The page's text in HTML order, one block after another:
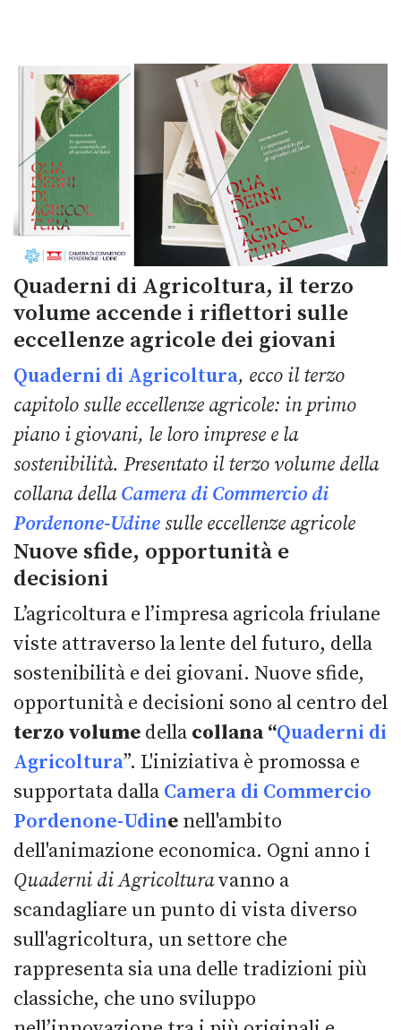
Quaderni di Agricoltura, il terzo
volume accende i riflettori sulle
eccellenze agricole dei giovani
Quaderni di Agricoltura, ecco il terzo
capitolo sulle eccellenze agricole: in primo
piano i giovani, le loro imprese e la
sostenibilità. Presentato il terzo volume della
collana dellaCamera di Commercio di
Pordenone-Udine sulle eccellenze agricole
Nuove sfide, opportunità e
decisioni
L’agricoltura e l’impresa agricola friulane
viste attraverso la lente del futuro, della
sostenibilità e dei giovani. Nuove sfide,
opportunità e decisioni sono al centro del
terzo volume della collana “Quaderni di
Agricoltura”. L'iniziativa è promossa e
supportata dalla Camera di Commercio
Pordenone-Udine nell'ambito
dell'animazione economica. Ogni anno i
Quaderni di Agricolturavanno a
scandagliare un punto di vista diverso
sull'agricoltura, un settore che
rappresenta sia una delle tradizioni più
classiche, che uno sviluppo